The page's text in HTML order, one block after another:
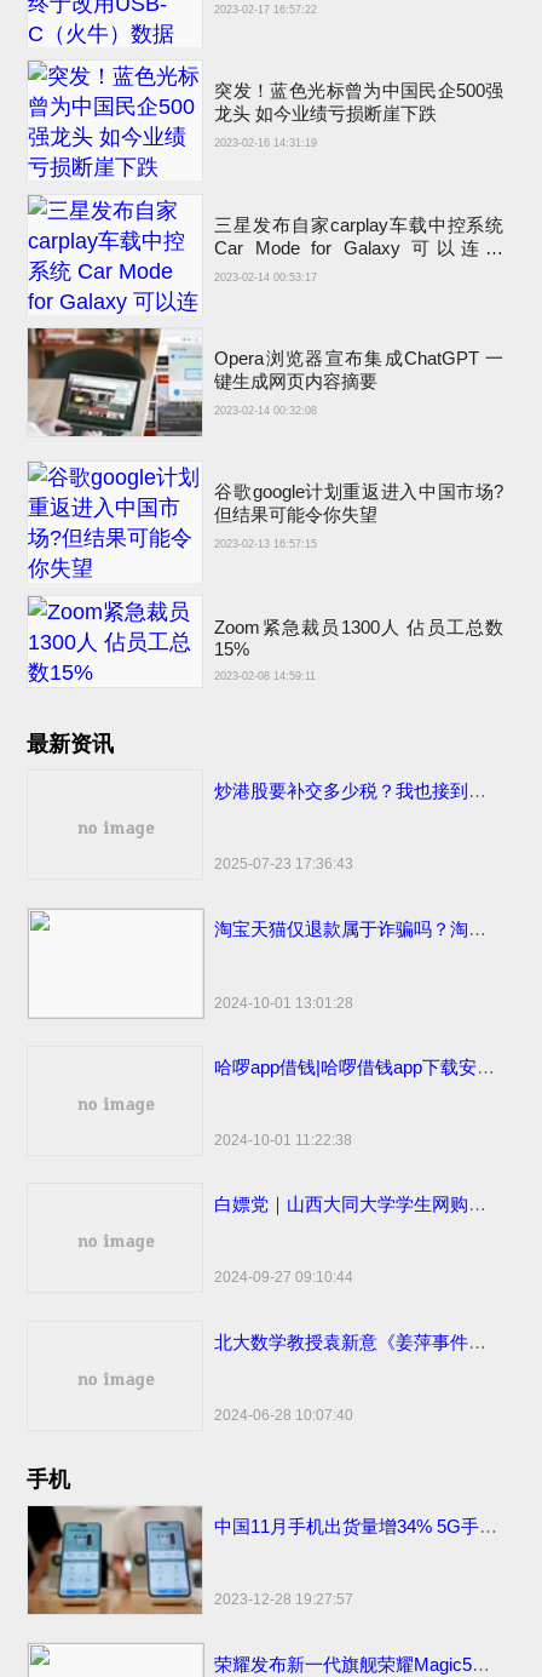
2023-02-17 16:57:22
突发！蓝色光标曾为中国民企500强
龙头 如今业绩亏损断崖下跌
2023-02-16 14:31:19
三星发布自家carplay车载中控系统
Car Mode for Galaxy 可以连接
carplay吗？
2023-02-14 00:53:17
Opera浏览器宣布集成ChatGPT 一
键生成网页内容摘要
2023-02-14 00:32:08
谷歌google计划重返进入中国市场?
但结果可能令你失望
2023-02-13 16:57:15
Zoom紧急裁员1300人 佔员工总数
15%
2023-02-08 14:59:11
最新资讯
炒港股要补交多少税？我也接到催交补税特别行动的电话了
2025-07-23 17:36:43
淘宝天猫仅退款属于诈骗吗？淘宝天猫开始部分取消仅退款
2024-10-01 13:01:28
哈啰app借钱|哈啰借钱app下载安装免费小小上当和电话骚扰
2024-10-01 11:22:38
白嫖党｜山西大同大学学生网购申请“仅退款”被拒骂客服一小时
2024-09-27 09:10:44
北大数学教授袁新意《姜萍事件的疑点分析》点评姜萍板书 阿里巴巴竞赛受质疑
2024-06-28 10:07:40
手机
中国11月手机出货量增34% 5G手机出货量2709.2万部
2023-12-28 19:27:57
荣耀发布新一代旗舰荣耀Magic5系列，新款上市价格分期0首付3999元起